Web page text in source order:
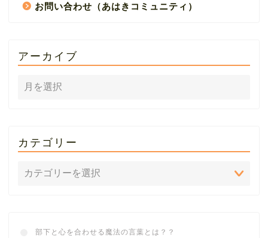
お問い合わせ（あはきコミュニティ）
アーカイブ
カテゴリー
部下と心を合わせる魔法の言葉とは？？